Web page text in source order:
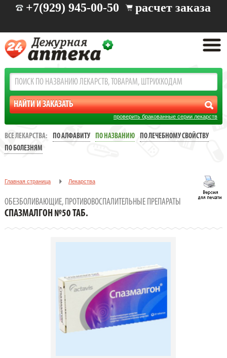
+7(929) 945-00-50 расчет заказа
проверить бракованные серии лекарств
ВСЕ ЛЕКАРСТВА: ПО АЛФАВИТУ ПО НАЗВАНИЮ
ПО ЛЕЧЕБНОМУ СВОЙСТВУ
ПО БОЛЕЗНЯМ
Главная страница Лекарства
СПАЗМАЛГОН №50 ТАБ.
ОБЕЗБОЛИВАЮЩИЕ, ПРОТИВОВОСПАЛИТЕЛЬНЫЕ ПРЕПАРАТЫ
СПАЗМАЛГОН №50 ТАБ.